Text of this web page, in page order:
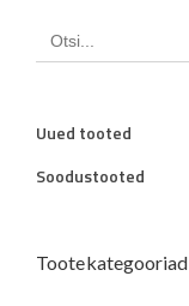
for:
Uued tooted
Soodustooted
Tootekategooriad